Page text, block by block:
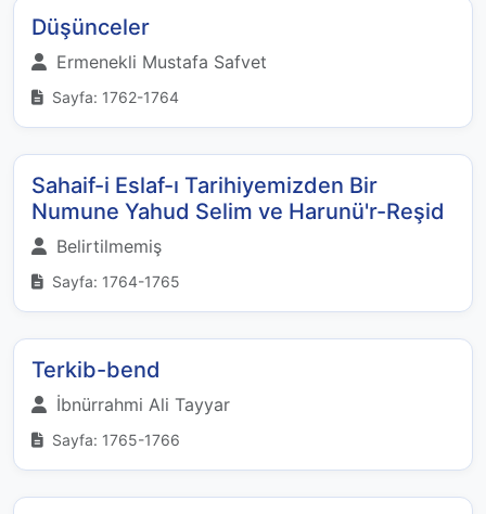
Düşünceler
Ermenekli Mustafa Safvet
Sayfa: 1762-1764
Sahaif-i Eslaf-ı Tarihiyemizden Bir
Numune Yahud Selim ve Harunü'r-Reşid
Belirtilmemiş
Sayfa: 1764-1765
Terkib-bend
İbnürrahmi Ali Tayyar
Sayfa: 1765-1766